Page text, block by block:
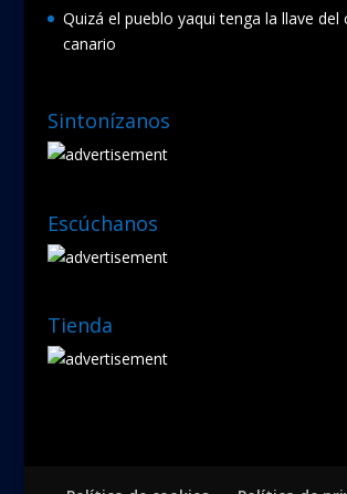
Quizá el pueblo yaqui tenga la llave del
canario
Sintonízanos
Escúchanos
Tienda